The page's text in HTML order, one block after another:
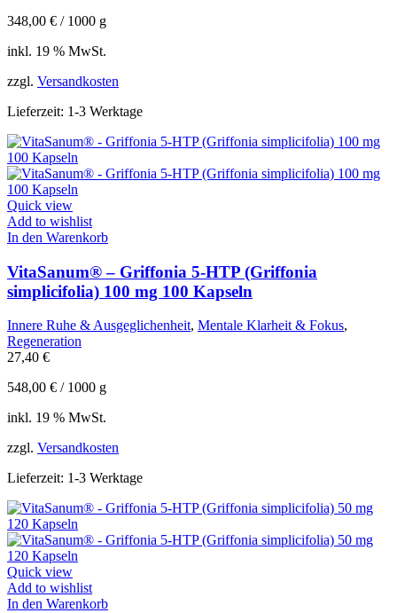
348,00 € / 1000 g
inkl. 19 % MwSt.
zzgl. Versandkosten
Lieferzeit: 1-3 Werktage
Quick view
Add to wishlist
In den Warenkorb
VitaSanum® – Griffonia 5-HTP (Griffonia
simplicifolia) 100 mg 100 Kapseln
Innere Ruhe & Ausgeglichenheit, Mentale Klarheit & Fokus,
Regeneration
27,40 €
548,00 € / 1000 g
inkl. 19 % MwSt.
zzgl. Versandkosten
Lieferzeit: 1-3 Werktage
Quick view
Add to wishlist
In den Warenkorb